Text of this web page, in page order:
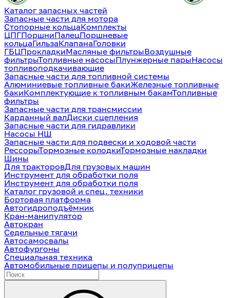
Каталог запасных частей
Запасные части для мотора
Стопорные кольцаКомплекты
ЦПГПоршниПалецПоршневые
кольцаГильзаКлапанаГоловки
ГБЦПрокладкиМасляные фильтрыВоздушные
фильтрыТопливные насосыПлунжерные парыНасосы
топливоподкачивающие
Запасные части для топливной системы
Алюминиевые топливные бакиЖелезные топливные
бакиКомплектующие к топливным бакамТопливные
фильтры
Запасные части для трансмиссии
Карданный валДиски сцепления
Запасные части для гидравлики
Насосы НШ
Запасные части для подвески и ходовой части
РессорыТормозные колодкиТормозные накладки
Шины
Для тракторовДля грузовых машин
Инструмент для обработки поля
Инструмент для обработки поля
Каталог грузовой и спец. техники
Бортовая платформа
Автогидроподъёмник
Кран-манипулятор
Автокран
Седельные тягачи
Автосамосвалы
Автофургоны
Специальная техника
Автомобильные прицепы и полуприцепы